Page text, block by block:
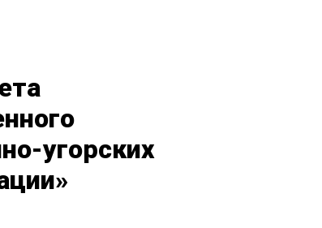
угорских